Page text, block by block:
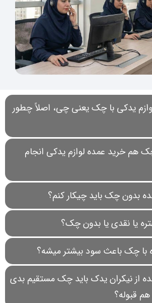
یدکی با چک یعنی چی، اصلاً چطور
هم خرید عمده لوازم یدکی انجام
بدون چک باید چیکار کنم؟
یا نقدی یا بدون چک؟
با چک باعث سود بیشتر میشه؟
از نیکران یدک باید چک مستقیم بدی
قبوله؟